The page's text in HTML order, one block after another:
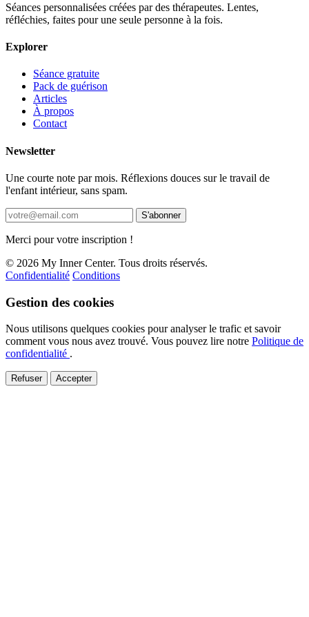
Séances personnalisées créées par des thérapeutes. Lentes,
réfléchies, faites pour une seule personne à la fois.
Explorer
Séance gratuite
Pack de guérison
Articles
À propos
Contact
Newsletter
Une courte note par mois. Réflexions douces sur le travail de
l'enfant intérieur, sans spam.
S'abonner
Merci pour votre inscription !
© 2026 My Inner Center. Tous droits réservés.
Confidentialité Conditions
Gestion des cookies
Nous utilisons quelques cookies pour analyser le trafic et savoir
comment vous nous avez trouvé. Vous pouvez lire notre Politique de
confidentialité .
Refuser Accepter